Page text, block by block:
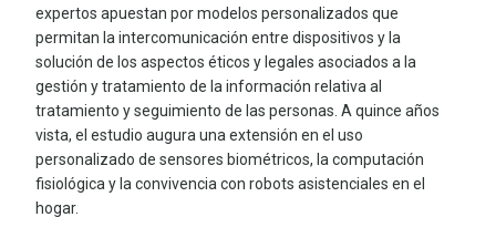
expertos apuestan por modelos personalizados que
permitan la intercomunicación entre dispositivos y la
solución de los aspectos éticos y legales asociados a la
gestión y tratamiento de la información relativa al
tratamiento y seguimiento de las personas. A quince años
vista, el estudio augura una extensión en el uso
personalizado de sensores biométricos, la computación
fisiológica y la convivencia con robots asistenciales en el
hogar.